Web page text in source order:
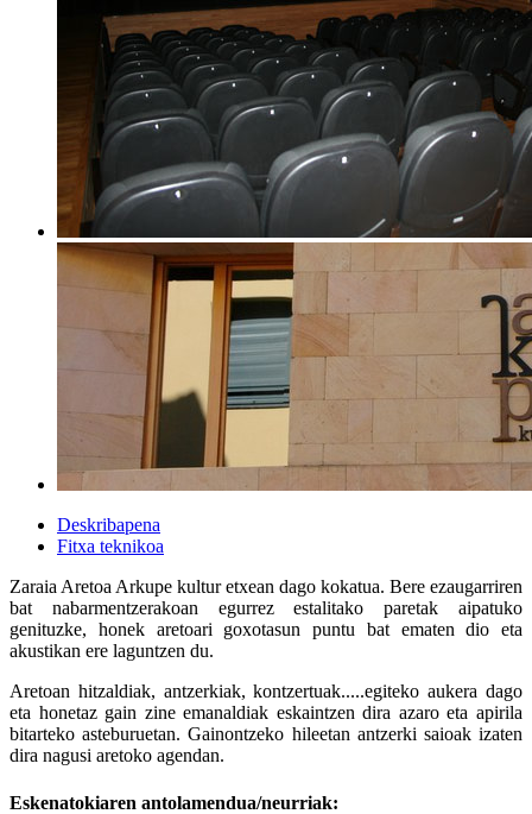
Deskribapena
Fitxa teknikoa
Zaraia Aretoa Arkupe kultur etxean dago kokatua. Bere ezaugarriren
bat nabarmentzerakoan egurrez estalitako paretak aipatuko
genituzke, honek aretoari goxotasun puntu bat ematen dio eta
akustikan ere laguntzen du.
Aretoan hitzaldiak, antzerkiak, kontzertuak.....egiteko aukera dago
eta honetaz gain zine emanaldiak eskaintzen dira azaro eta apirila
bitarteko asteburuetan. Gainontzeko hileetan antzerki saioak izaten
dira nagusi aretoko agendan.
Eskenatokiaren antolamendua/neurriak: